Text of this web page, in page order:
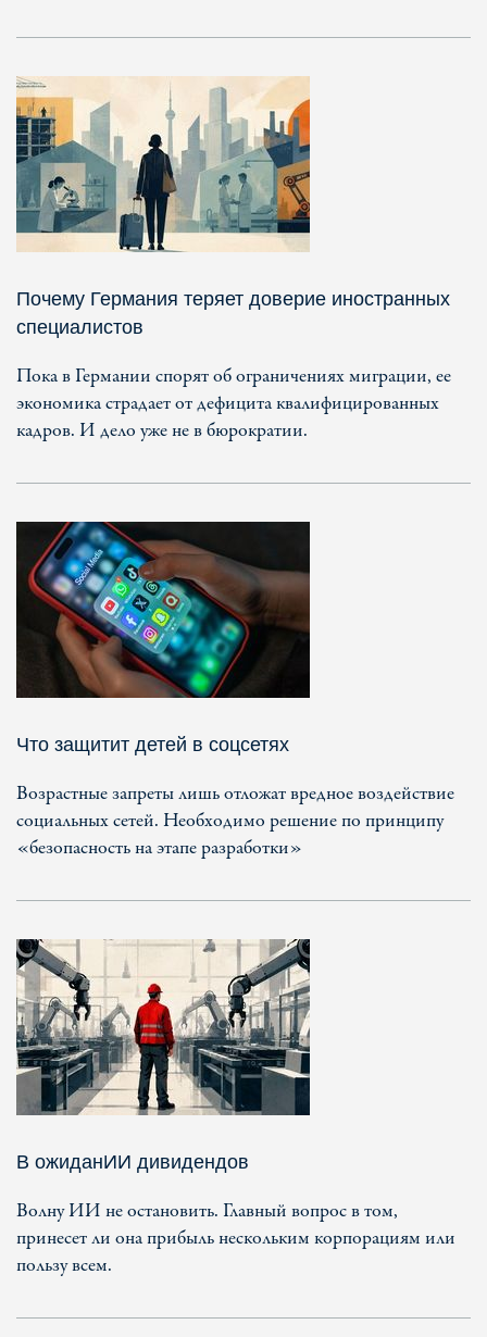
Почему Германия теряет доверие иностранных
специалистов
Пока в Германии спорят об ограничениях миграции, ее
экономика страдает от дефицита квалифицированных
кадров. И дело уже не в бюрократии.
Что защитит детей в соцсетях
Возрастные запреты лишь отложат вредное воздействие
социальных сетей. Необходимо решение по принципу
«безопасность на этапе разработки»
В ожиданИИ дивидендов
Волну ИИ не остановить. Главный вопрос в том,
принесет ли она прибыль нескольким корпорациям или
пользу всем.